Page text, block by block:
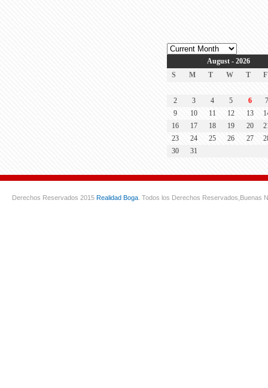
August - 2026
S
M T W T F
2 3 4 5 6
9
10 11 12 13
16
17 18 19 20
23
24 25 26 27
30
31
Derechos Reservados 2015 Realidad Boga . Todos los Derechos Reservados, Buenas